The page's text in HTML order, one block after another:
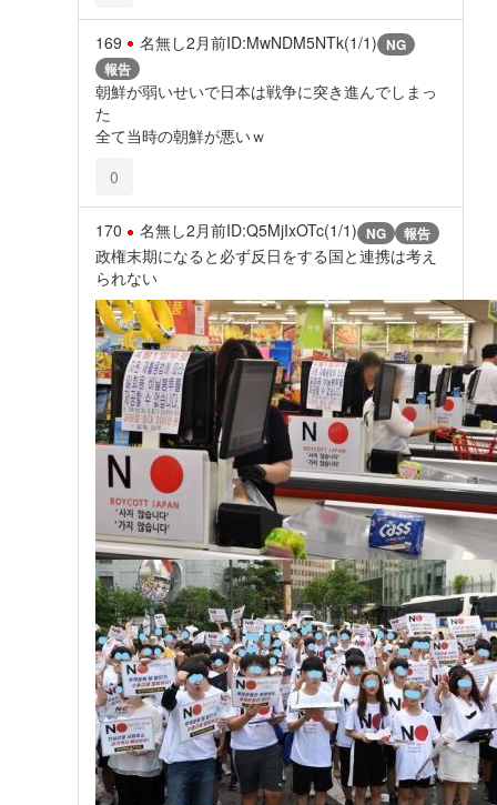
169 名無し2月前ID:MwNDM5NTk(1/1) NG
報告
朝鮮が弱いせいで日本は戦争に突き進んでしまっ
た
全て当時の朝鮮が悪いｗ
0
170 名無し2月前ID:Q5MjIxOTc(1/1) NG 報告
政権末期になると必ず反日をする国と連携は考え
られない